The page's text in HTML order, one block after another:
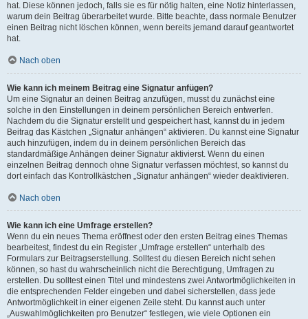
hat. Diese können jedoch, falls sie es für nötig halten, eine Notiz hinterlassen,
warum dein Beitrag überarbeitet wurde. Bitte beachte, dass normale Benutzer
einen Beitrag nicht löschen können, wenn bereits jemand darauf geantwortet
hat.
Nach oben
Wie kann ich meinem Beitrag eine Signatur anfügen?
Um eine Signatur an deinen Beitrag anzufügen, musst du zunächst eine
solche in den Einstellungen in deinem persönlichen Bereich entwerfen.
Nachdem du die Signatur erstellt und gespeichert hast, kannst du in jedem
Beitrag das Kästchen „Signatur anhängen“ aktivieren. Du kannst eine Signatur
auch hinzufügen, indem du in deinem persönlichen Bereich das
standardmäßige Anhängen deiner Signatur aktivierst. Wenn du einen
einzelnen Beitrag dennoch ohne Signatur verfassen möchtest, so kannst du
dort einfach das Kontrollkästchen „Signatur anhängen“ wieder deaktivieren.
Nach oben
Wie kann ich eine Umfrage erstellen?
Wenn du ein neues Thema eröffnest oder den ersten Beitrag eines Themas
bearbeitest, findest du ein Register „Umfrage erstellen“ unterhalb des
Formulars zur Beitragserstellung. Solltest du diesen Bereich nicht sehen
können, so hast du wahrscheinlich nicht die Berechtigung, Umfragen zu
erstellen. Du solltest einen Titel und mindestens zwei Antwortmöglichkeiten in
die entsprechenden Felder eingeben und dabei sicherstellen, dass jede
Antwortmöglichkeit in einer eigenen Zeile steht. Du kannst auch unter
„Auswahlmöglichkeiten pro Benutzer“ festlegen, wie viele Optionen ein